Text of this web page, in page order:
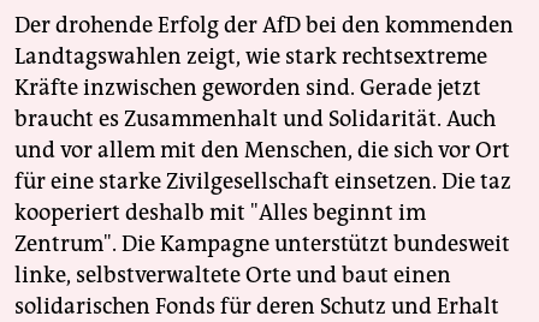
Der drohende Erfolg der AfD bei den kommenden
Landtagswahlen zeigt, wie stark rechtsextreme
Kräfte inzwischen geworden sind. Gerade jetzt
braucht es Zusammenhalt und Solidarität. Auch
und vor allem mit den Menschen, die sich vor Ort
für eine starke Zivilgesellschaft einsetzen. Die taz
kooperiert deshalb mit "Alles beginnt im
Zentrum". Die Kampagne unterstützt bundesweit
linke, selbstverwaltete Orte und baut einen
solidarischen Fonds für deren Schutz und Erhalt